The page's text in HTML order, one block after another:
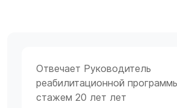
Отвечает Руководитель
реабилитационной
стажем 20 лет лет